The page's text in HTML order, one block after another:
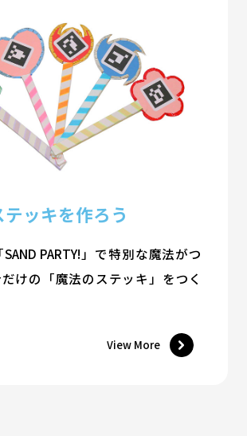
ッキを作ろう
PARTY!」で特別な魔法がつ
けの「魔法のステッキ」をつく
View More